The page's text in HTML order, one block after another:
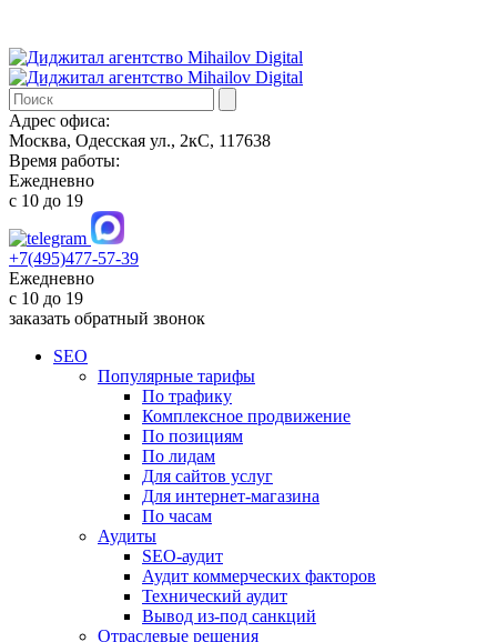
Адрес офиса:
Москва, Одесская ул., 2кС, 117638
Время работы:
Ежедневно
с 10 до 19
+7(495)477-57-39
Ежедневно
с 10 до 19
заказать обратный звонок
SEO
Популярные тарифы
По трафику
Комплексное продвижение
По позициям
По лидам
Для сайтов услуг
Для интернет-магазина
По часам
Аудиты
SEO-аудит
Аудит коммерческих факторов
Технический аудит
Вывод из-под санкций
Отраслевые решения